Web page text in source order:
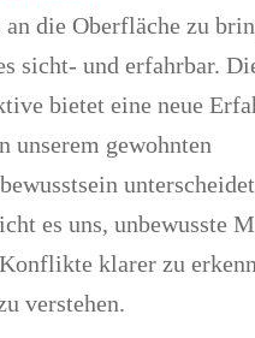
an die Oberfläche zu
sicht- und erfahrbar.
bietet eine neue
unserem gewohnten
es uns, unbewusste
klarer zu
verstehen.